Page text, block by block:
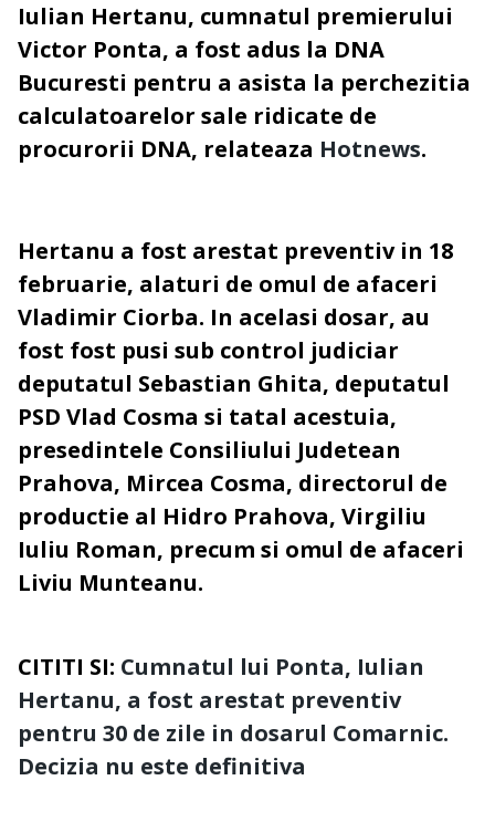
Iulian Hertanu, cumnatul premierului
Victor Ponta, a fost adus la DNA
Bucuresti pentru a asista la perchezitia
calculatoarelor sale ridicate de
procurorii DNA, relateaza Hotnews.
Hertanu a fost arestat preventiv in 18
februarie, alaturi de omul de afaceri
Vladimir Ciorba. In acelasi dosar, au
fost fost pusi sub control judiciar
deputatul Sebastian Ghita, deputatul
PSD Vlad Cosma si tatal acestuia,
presedintele Consiliului Judetean
Prahova, Mircea Cosma, directorul de
productie al Hidro Prahova, Virgiliu
Iuliu Roman, precum si omul de afaceri
Liviu Munteanu.
CITITI SI: Cumnatul lui Ponta, Iulian
Hertanu, a fost arestat preventiv
pentru 30 de zile in dosarul Comarnic.
Decizia nu este definitiva